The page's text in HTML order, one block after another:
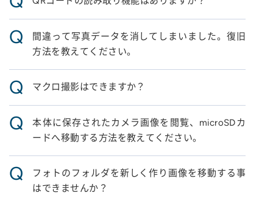
Q
間違って写真データを消してしまいました。復旧
方法を教えてください。
Q マクロ撮影はできますか？
Q
本体に保存されたカメラ画像を閲覧、microSDカ
ードへ移動する方法を教えてください。
Q
フォトのフォルダを新しく作り画像を移動する事
はできませんか？